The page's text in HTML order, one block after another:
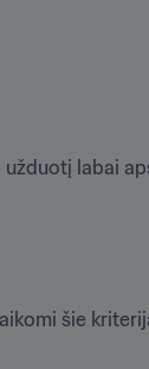
labai
šie